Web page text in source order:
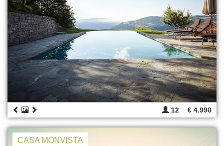
12 € 4.990
CASA MONVISTA